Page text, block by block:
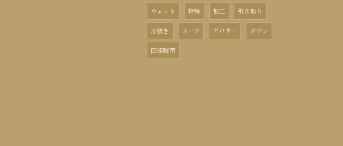
ウェット 特殊 加工 引き取り
汗抜き スーツ アウター ダウン
四條畷市